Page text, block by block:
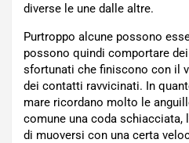
diverse le une dalle altre.
Purtroppo alcune possono
possono quindi comportare
sfortunati che finiscono con il
dei contatti ravvicinati. In
mare ricordano molto le
comune una coda
di muoversi con una certa